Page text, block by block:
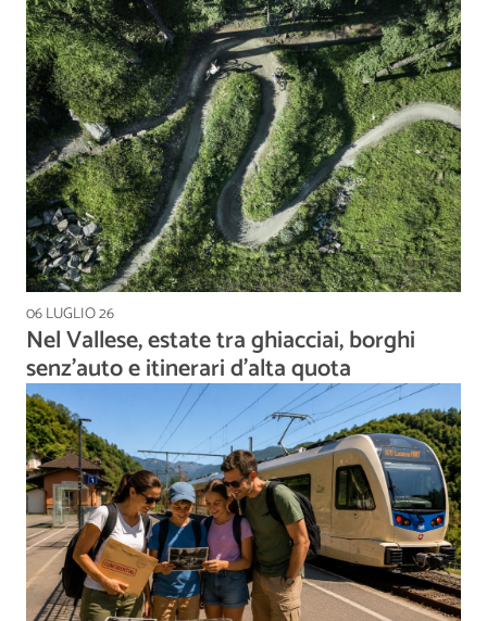
06 LUGLIO 26
Nel Vallese, estate tra ghiacciai, borghi
senz'auto e itinerari d'alta quota